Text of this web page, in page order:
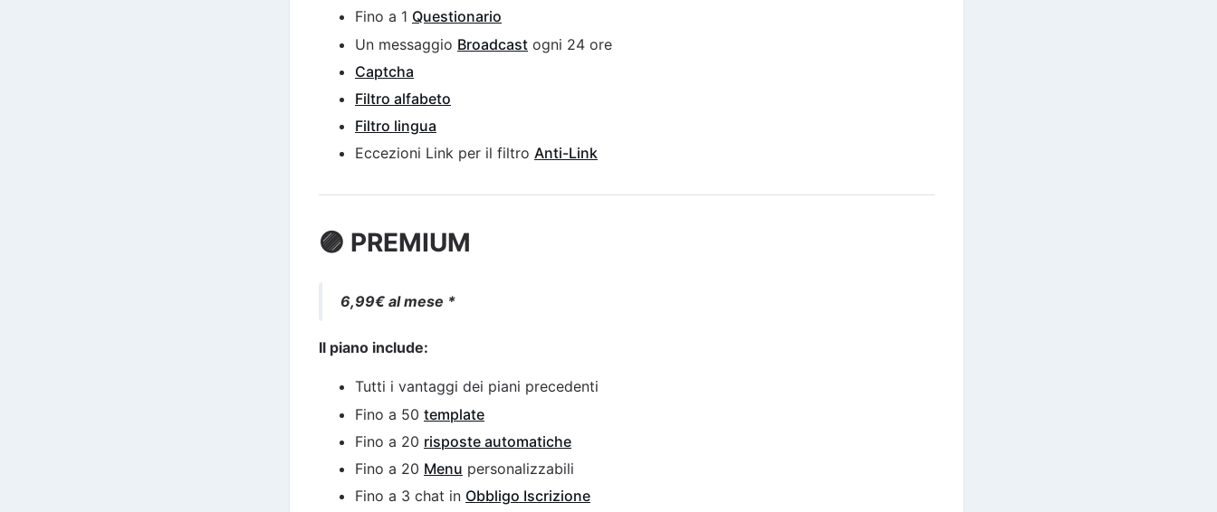
Fino a 1 Questionario
Un messaggio Broadcast ogni 24 ore
Captcha
Filtro alfabeto
Filtro lingua
Eccezioni Link per il filtro Anti-Link
🟣 PREMIUM
6,99€ al mese *
Il piano include:
Tutti i vantaggi dei piani precedenti
Fino a 50 template
Fino a 20 risposte automatiche
Fino a 20 Menu personalizzabili
Fino a 3 chat in Obbligo Iscrizione